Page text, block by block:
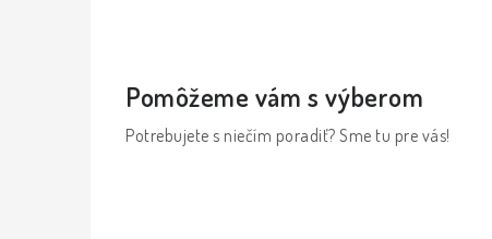
Pomôžeme vám s výberom
Potrebujete s niečím poradiť? Sme tu pre vás!